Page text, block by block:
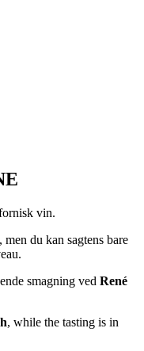
vin.
, men du kan sagtens bare
smagning ved René
, while the tasting is in